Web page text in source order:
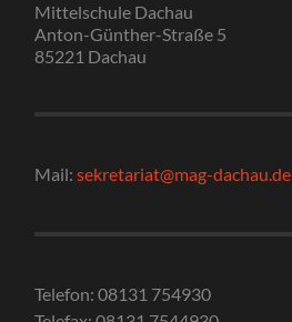
Mittelschule Dachau
Anton-Günther-Straße 5
85221 Dachau
Mail:sekretariat@mag-dachau.de
Telefon: 08131 754930